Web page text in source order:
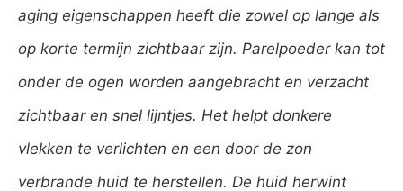
aging eigenschappen heeft die zowel op lange als
op korte termijn zichtbaar zijn. Parelpoeder kan tot
onder de ogen worden aangebracht en verzacht
zichtbaar en snel lijntjes. Het helpt donkere
vlekken te verlichten en een door de zon
verbrande huid te herstellen. De huid herwint